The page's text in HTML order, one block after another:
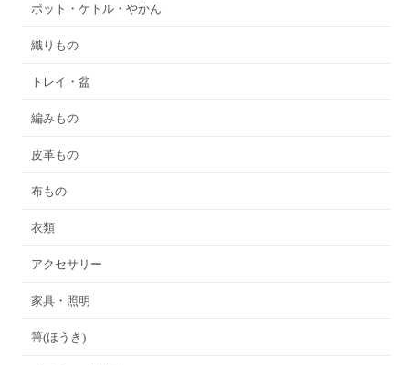
ポット・ケトル・やかん
織りもの
トレイ・盆
編みもの
皮革もの
布もの
衣類
アクセサリー
家具・照明
箒(ほうき)